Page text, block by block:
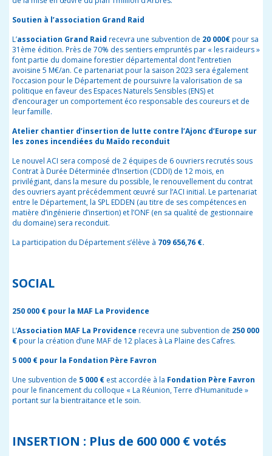
Soutien à l’association Grand Raid
L’association Grand Raid recevra une subvention de 20 000€pour sa
31ème édition. Près de 70% des sentiers empruntés par « les raideurs »
font partie du domaine forestier départemental dont l’entretien
avoisine 5 M€/an. Ce partenariat pour la saison 2023 sera également
l’occasion pour le Département de poursuivre la valorisation de sa
politique en faveur des Espaces Naturels Sensibles (ENS) et
d’encourager un comportement éco responsable des coureurs et de
leur famille.
Atelier chantier d’insertion de lutte contre l’Ajonc d’Europe sur
les zones incendiées du Maïdo reconduit
Le nouvel ACI sera composé de 2 équipes de 6 ouvriers recrutés sous
Contrat à Durée Déterminée d’Insertion (CDDI) de 12 mois, en
privilégiant, dans la mesure du possible, le renouvellement du contrat
des ouvriers ayant précédemment œuvré sur l’ACI initial. Le partenariat
entre le Département, la SPL EDDEN (au titre de ses compétences en
matière d’ingénierie d’insertion) et l’ONF (en sa qualité de gestionnaire
du domaine) sera reconduit.
La participation du Département s’élève à 709 656,76 €.
SOCIAL
250 000 € pour la MAF La Providence
L’Association MAF La Providence recevra une subvention de 250 000
€pour la création d’une MAF de 12 places à La Plaine des Cafres.
5 000 € pour la Fondation Père Favron
Une subvention de 5 000 € est accordée à la Fondation Père Favron
pour le financement du colloque « La Réunion, Terre d’Humanitude »
portant sur la bientraitance et le soin.
INSERTION : Plus de 600 000 € votés